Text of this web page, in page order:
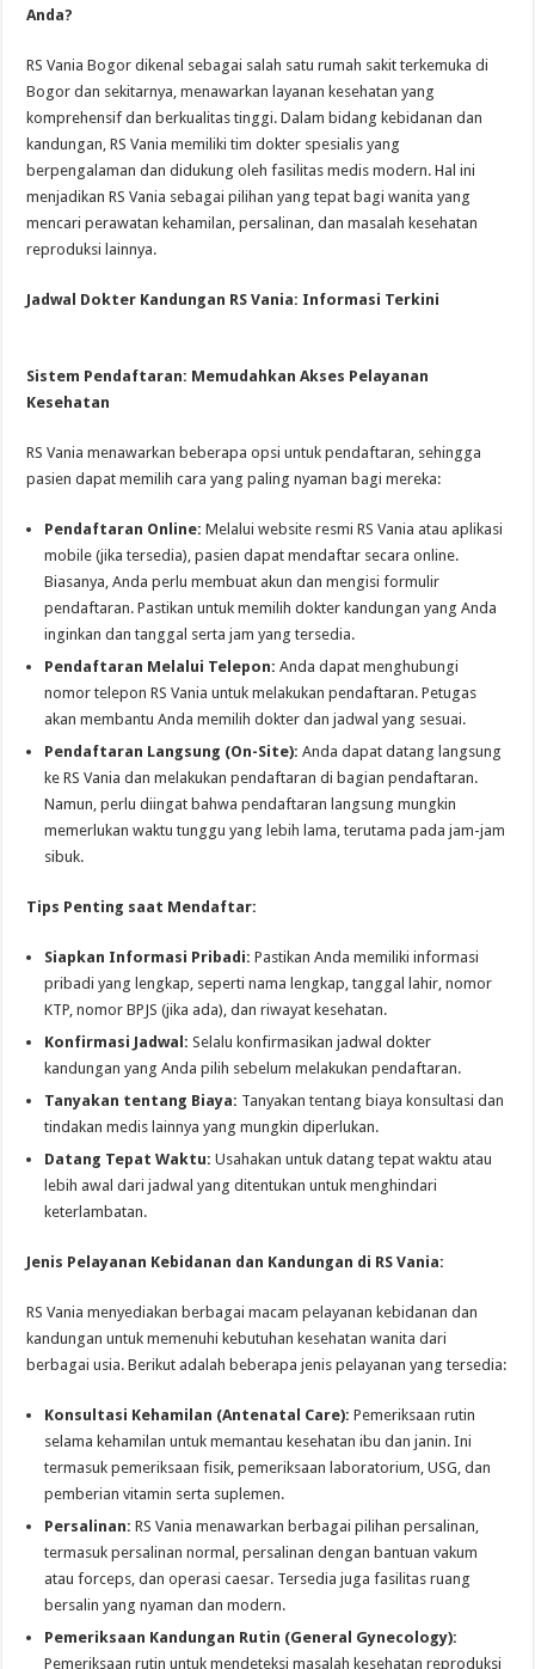
Anda?
RS Vania Bogor dikenal sebagai salah satu rumah sakit terkemuka di
Bogor dan sekitarnya, menawarkan layanan kesehatan yang
komprehensif dan berkualitas tinggi. Dalam bidang kebidanan dan
kandungan, RS Vania memiliki tim dokter spesialis yang
berpengalaman dan didukung oleh fasilitas medis modern. Hal ini
menjadikan RS Vania sebagai pilihan yang tepat bagi wanita yang
mencari perawatan kehamilan, persalinan, dan masalah kesehatan
reproduksi lainnya.
Jadwal Dokter Kandungan RS Vania: Informasi Terkini
Sistem Pendaftaran: Memudahkan Akses Pelayanan
Kesehatan
RS Vania menawarkan beberapa opsi untuk pendaftaran, sehingga
pasien dapat memilih cara yang paling nyaman bagi mereka:
Pendaftaran Online: Melalui website resmi RS Vania atau aplikasi
mobile (jika tersedia), pasien dapat mendaftar secara online.
Biasanya, Anda perlu membuat akun dan mengisi formulir
pendaftaran. Pastikan untuk memilih dokter kandungan yang Anda
inginkan dan tanggal serta jam yang tersedia.
Pendaftaran Melalui Telepon: Anda dapat menghubungi
nomor telepon RS Vania untuk melakukan pendaftaran. Petugas
akan membantu Anda memilih dokter dan jadwal yang sesuai.
Pendaftaran Langsung (On-Site): Anda dapat datang langsung
ke RS Vania dan melakukan pendaftaran di bagian pendaftaran.
Namun, perlu diingat bahwa pendaftaran langsung mungkin
memerlukan waktu tunggu yang lebih lama, terutama pada jam-jam
sibuk.
Tips Penting saat Mendaftar:
Siapkan Informasi Pribadi: Pastikan Anda memiliki informasi
pribadi yang lengkap, seperti nama lengkap, tanggal lahir, nomor
KTP, nomor BPJS (jika ada), dan riwayat kesehatan.
Konfirmasi Jadwal: Selalu konfirmasikan jadwal dokter
kandungan yang Anda pilih sebelum melakukan pendaftaran.
Tanyakan tentang Biaya: Tanyakan tentang biaya konsultasi dan
tindakan medis lainnya yang mungkin diperlukan.
Datang Tepat Waktu: Usahakan untuk datang tepat waktu atau
lebih awal dari jadwal yang ditentukan untuk menghindari
keterlambatan.
Jenis Pelayanan Kebidanan dan Kandungan di RS Vania:
RS Vania menyediakan berbagai macam pelayanan kebidanan dan
kandungan untuk memenuhi kebutuhan kesehatan wanita dari
berbagai usia. Berikut adalah beberapa jenis pelayanan yang tersedia:
Konsultasi Kehamilan (Antenatal Care): Pemeriksaan rutin
selama kehamilan untuk memantau kesehatan ibu dan janin. Ini
termasuk pemeriksaan fisik, pemeriksaan laboratorium, USG, dan
pemberian vitamin serta suplemen.
Persalinan: RS Vania menawarkan berbagai pilihan persalinan,
termasuk persalinan normal, persalinan dengan bantuan vakum
atau forceps, dan operasi caesar. Tersedia juga fasilitas ruang
bersalin yang nyaman dan modern.
Pemeriksaan Kandungan Rutin (General Gynecology):
Pemeriksaan rutin untuk mendeteksi masalah kesehatan reproduksi